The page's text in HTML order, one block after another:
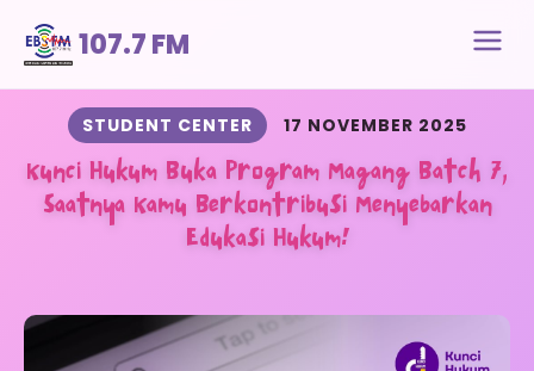
107.7 FM
STUDENT CENTER 17 NOVEMBER 2025
Kunci Hukum Buka Program Magang Batch 7,
Saatnya Kamu Berkontribusi Menyebarkan
Edukasi Hukum!